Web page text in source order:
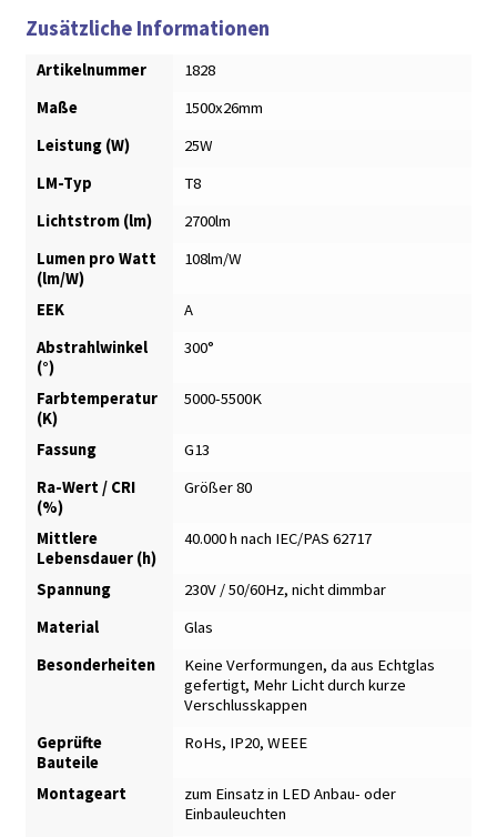
Zusätzliche Informationen
Artikelnummer
1828
Maße
1500x26mm
Leistung (W)
25W
LM-Typ
T8
Lichtstrom (lm)
2700lm
Lumen pro Watt
(lm/W)
108lm/W
EEK
A
Abstrahlwinkel
(°)
300°
Farbtemperatur
(K)
5000-5500K
Fassung
G13
Ra-Wert / CRI
(%)
Größer 80
Mittlere
Lebensdauer (h)
40.000 h nach IEC/PAS 62717
Spannung
230V / 50/60Hz, nicht dimmbar
Material
Glas
Besonderheiten
Keine Verformungen, da aus Echtglas
gefertigt, Mehr Licht durch kurze
Verschlusskappen
Geprüfte
Bauteile
RoHs, IP20, WEEE
Montageart
zum Einsatz in LED Anbau- oder
Einbauleuchten